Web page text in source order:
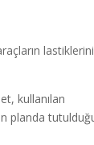
kullanılan
planda